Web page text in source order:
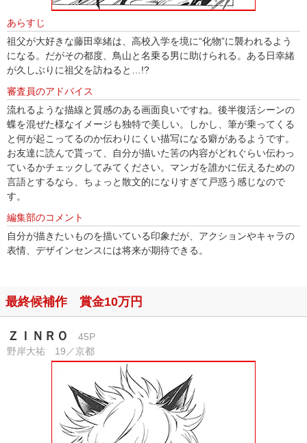
あらすじ
祖父が大好きな藤田幸緒は、高校入学を境に“化物”に襲われるよう
になる。だがその都度、鳥山と名乗る男に助けられる。ある日幸緒
が久しぶりに祖父を訪ねると…!?
審査員のアドバイス
流れるような描線と質感のある画面良いですね。後半復活シーンの
蝶を混ぜた様なイメージも独特で美しい。しかし、筆が乗ってくる
と何が起こってるのか伝わりにくい描写になる癖があるようです。
お友達に読んで貰って、自分が描いた筈の内容がどれぐらい伝わっ
ているかチェックしてみてください。マンガを誰かに伝えるための
言語とするなら、ちょっと散文的になりすぎて戸惑う感じなので
す。
編集部のコメント
自分が描きたいものを描いている印象だが、アクションやキャラの
表情、デザインセンスには将来が期待できる。
最終候補作 賞金10万円
ＺＩＮＲＯ
45P
野岸大祐 19／京都